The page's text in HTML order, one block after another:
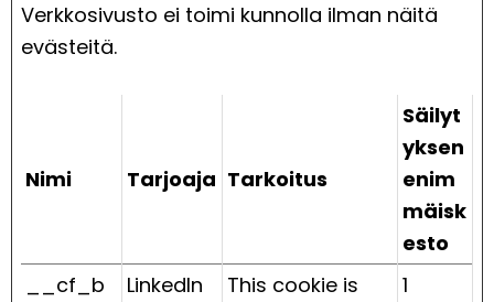
Verkkosivusto ei toimi kunnolla ilman näitä
evästeitä.
Nimi Tarjoaja Tarkoitus
Säilyt
yksen
enim
mäisk
esto
__cf_b
LinkedIn
This cookie is
1